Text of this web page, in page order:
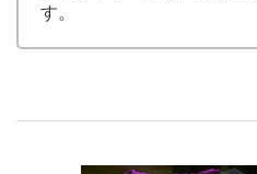
す。